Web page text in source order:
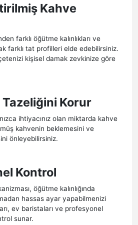
Kahve
farklı öğütme kalınlıkları ve
farklı tat profilleri elde edebilirsiniz.
kişisel damak zevkinize göre
Korur
ihtiyacınız olan miktarda kahve
kahvenin beklemesini ve
önleyebilirsiniz.
Kontrol
öğütme kalınlığında
hassas ayar yapabilmenizi
ev baristaları ve profesyonel
sunar.